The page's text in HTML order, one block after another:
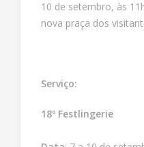
10 de setembro, às
nova praça dos
Serviço:
18º Festlingerie